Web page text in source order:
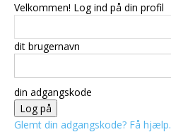
Velkommen! Log ind på din profil
dit brugernavn
din adgangskode
Glemt din adgangskode? Få hjælp.